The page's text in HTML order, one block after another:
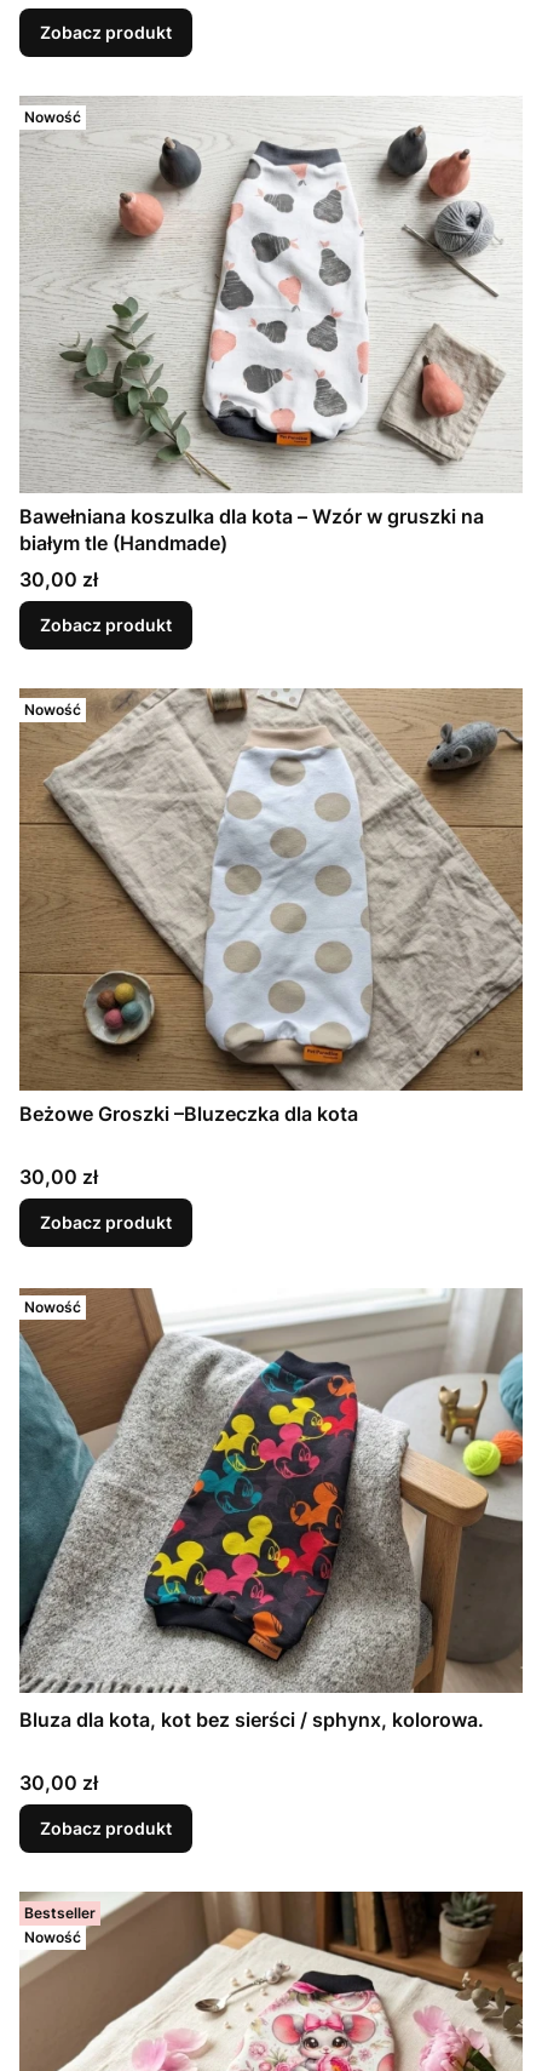
Zobacz produkt
Nowość
Bawełniana koszulka dla kota – Wzór w gruszki na
białym tle (Handmade)
Cena
30,00 zł
Zobacz produkt
Nowość
Beżowe Groszki –Bluzeczka dla kota
Cena
30,00 zł
Zobacz produkt
Nowość
Bluza dla kota, kot bez sierści / sphynx, kolorowa.
Cena
30,00 zł
Zobacz produkt
Bestseller
Nowość